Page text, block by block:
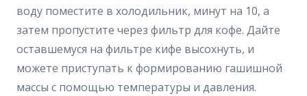
воду поместите в холодильник, минут на 10, а
затем пропустите через фильтр для кофе. Дайте
оставшемуся на фильтре кифе высохнуть, и
можете приступать к формированию гашишной
массы с помощью температуры и давления.